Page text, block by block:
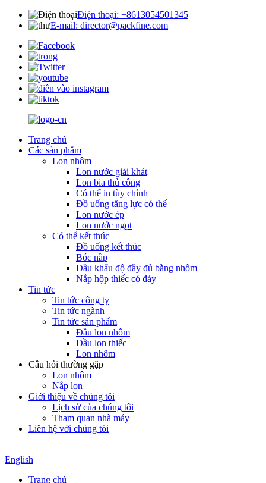
Điện thoại: +8613054501345
E-mail: director@packfine.com
Trang chủ
Các sản phẩm
Lon nhôm
Lon nước giải khát
Lon bia thủ công
Có thể in tùy chỉnh
Đồ uống tăng lực có thể
Lon nước ép
Lon nước ngọt
Có thể kết thúc
Đồ uống kết thúc
Bóc nắp
Đầu khẩu độ đầy đủ bằng nhôm
Nắp hộp thiếc có đáy
Tin tức
Tin tức công ty
Tin tức ngành
Tin tức sản phẩm
Đầu lon nhôm
Đầu lon thiếc
Lon nhôm
Câu hỏi thường gặp
Lon nhôm
Nắp lon
Giới thiệu về chúng tôi
Lịch sử của chúng tôi
Tham quan nhà máy
Liên hệ với chúng tôi
English
Trang chủ